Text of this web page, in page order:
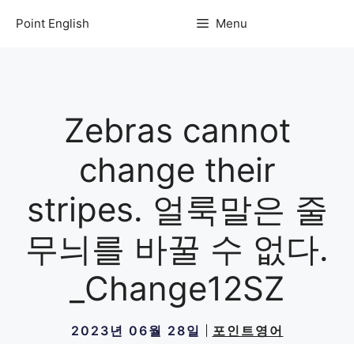
Point English Menu
Zebras cannot
change their
stripes. 얼룩말은 줄
무늬를 바꿀 수 없다.
_Change12SZ
2023년 06월 28일 포인트영어